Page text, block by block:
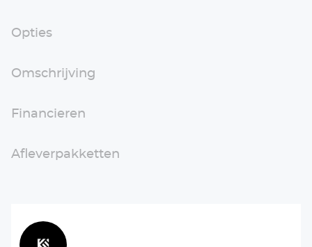
Opties
Omschrijving
Financieren
Afleverpakketten